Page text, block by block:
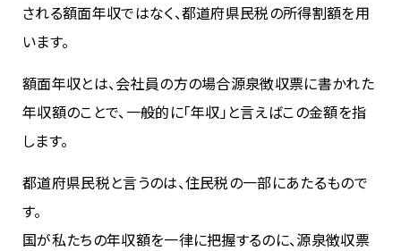
される額面年収ではなく、都道府県民税の所得割額を用
います。
額面年収とは、会社員の方の場合源泉徴収票に書かれた
年収額のことで、一般的に「年収」と言えばこの金額を指
します。
都道府県民税と言うのは、住民税の一部にあたるもので
す。
国が私たちの年収額を一律に把握するのに、源泉徴収票